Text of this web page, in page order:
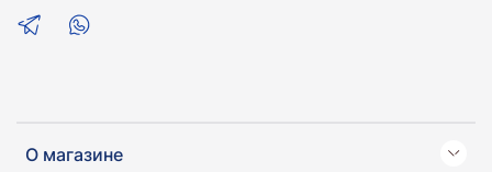
О магазине